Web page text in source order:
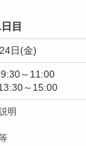
目
日(金)
～11:00
～15:00
明